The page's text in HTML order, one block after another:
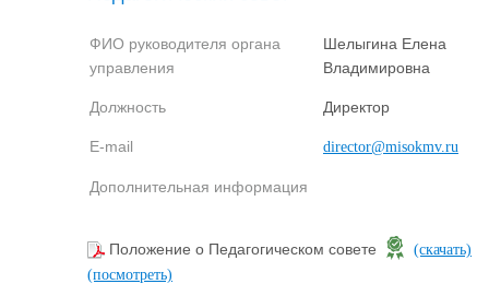
ФИО руководителя органа
управления
Шелыгина Елена
Владимировна
Должность Директор
E-mail director@misokmv.ru
Дополнительная информация
Положение о Педагогическом совете
(скачать)
(посмотреть)